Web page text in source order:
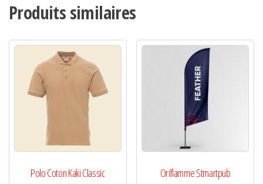
Produits similaires
Polo Coton Kaki Classic Oriflamme Stmartpub